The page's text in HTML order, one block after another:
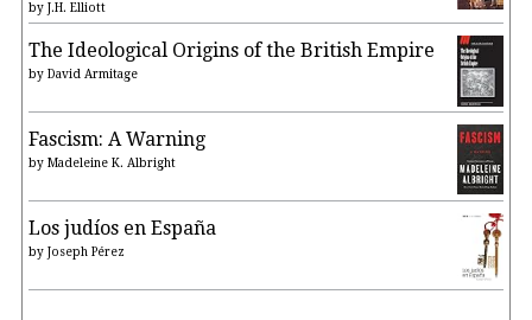
by J.H. Elliott
The Ideological Origins of the British Empire
by David Armitage
Fascism: A Warning
by Madeleine K. Albright
Los judíos en España
by Joseph Pérez